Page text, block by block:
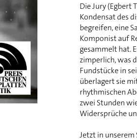
Die Jury (Egbert
Kondensat des
begreifen, eine
Komponist auf
gesammelt hat.
zimperlich, was
Fundstücke in
überlagert sie
rhythmischen
zwei Stunden
Widersprüche
Jetzt in unserem